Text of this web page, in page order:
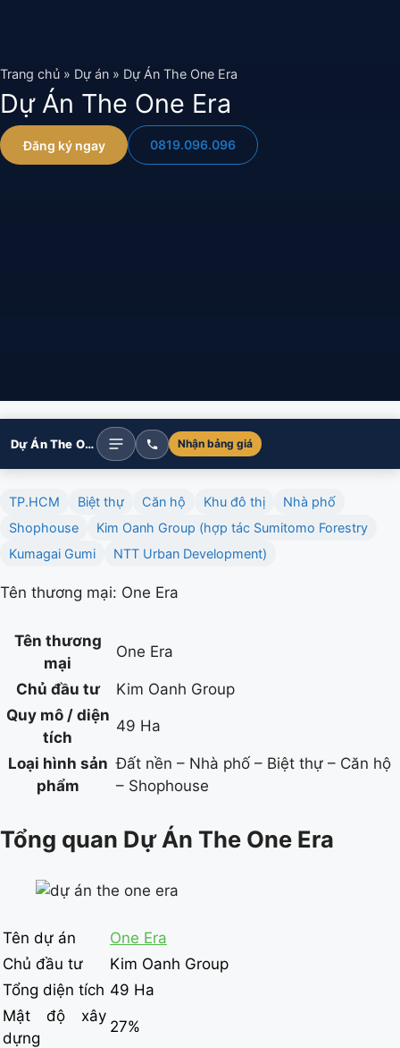
dung
Trang chủ » Dự án » Dự Án The One Era
Dự Án The One Era
Đăng ký ngay 0819.096.096
Dự Án The One Era Nhận bảng giá
TP.HCM Biệt thự Căn hộ Khu đô thị
Nhà phố
Shophouse
Kim Oanh Group (hợp tác Sumitomo Forestry
Kumagai Gumi
NTT Urban Development)
Tên thương mại: One Era
Tên thương
mại
One Era
Chủ đầu tư
Kim Oanh Group
Quy mô / diện
tích
49 Ha
Loại hình sản
phẩm
Đất nền – Nhà phố – Biệt thự – Căn hộ
– Shophouse
Tổng quan Dự Án The One Era
Tên dự án
One Era
Chủ đầu tư
Kim Oanh Group
Tổng diện tích 49 Ha
Mật độ xây
dựng
27%